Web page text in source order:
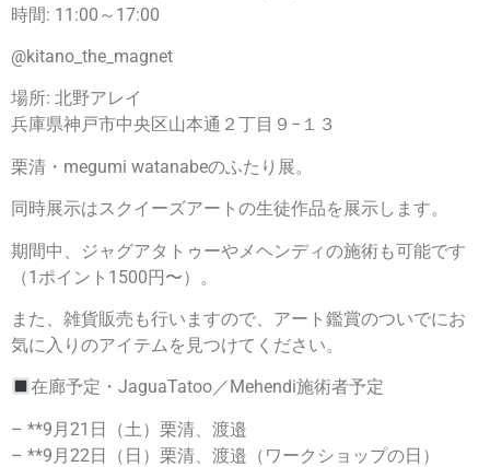
時間: 11:00～17:00
@kitano_the_magnet
場所: 北野アレイ
兵庫県神戸市中央区山本通２丁目９−１３
栗清・megumi watanabeのふたり展。
同時展示はスクイーズアートの生徒作品を展示します。
期間中、ジャグアタトゥーやメヘンディの施術も可能です
（1ポイント1500円〜）。
また、雑貨販売も行いますので、アート鑑賞のついでにお
気に入りのアイテムを見つけてください。
在廊予定・JaguaTatoo／Mehendi施術者予定
– **9月21日（土）栗清、渡邉
– **9月22日（日）栗清、渡邉（ワークショップの日）